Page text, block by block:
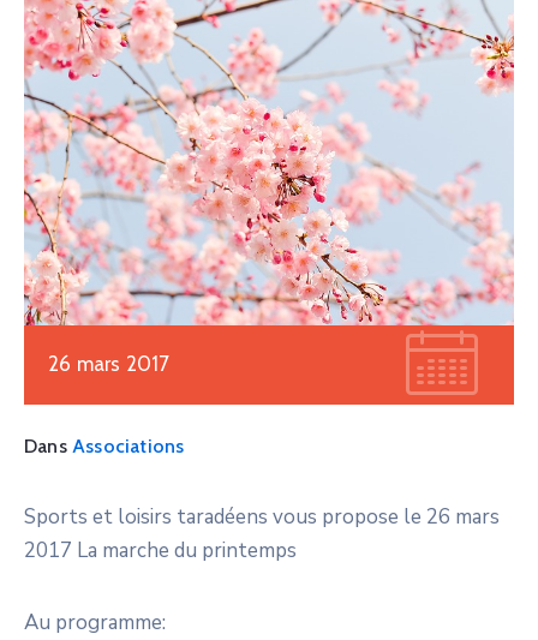
26 mars 2017
Dans Associations
Sports et loisirs taradéens vous propose le 26 mars
2017 La marche du printemps
Au programme: